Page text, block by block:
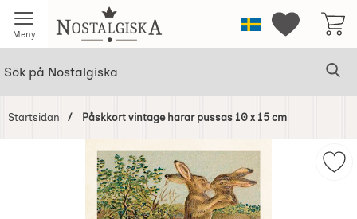
Meny Startsidan för NostalgiskaSverigeMina
Startsidan Påskkort vintage harar pussas 10 x 15 cm